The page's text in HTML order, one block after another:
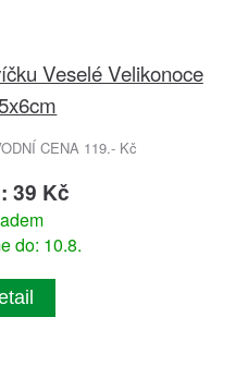
Veselé Velikonoce
CENA 119.- Kč
39 Kč
do: 10.8.